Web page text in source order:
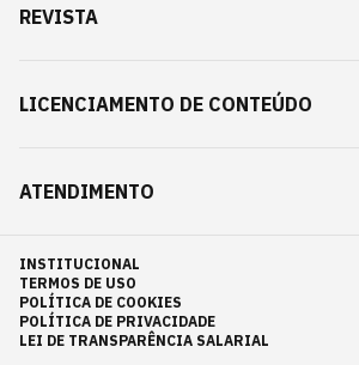
REVISTA
LICENCIAMENTO DE CONTEÚDO
ATENDIMENTO
INSTITUCIONAL
TERMOS DE USO
POLÍTICA DE COOKIES
POLÍTICA DE PRIVACIDADE
LEI DE TRANSPARÊNCIA SALARIAL